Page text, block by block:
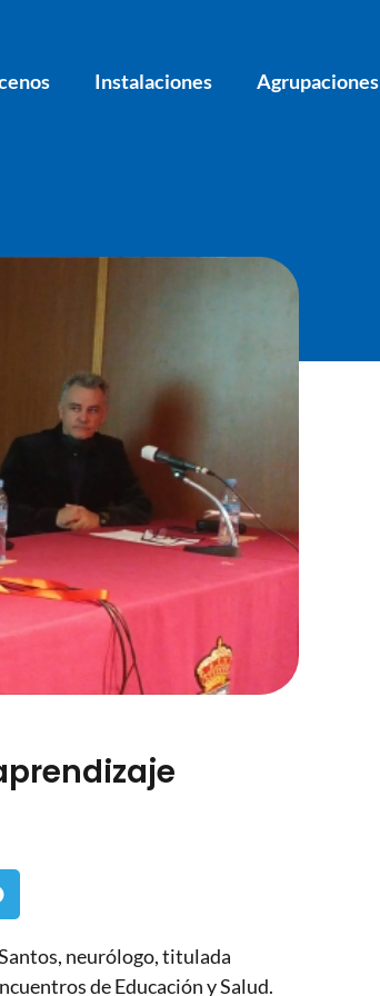
Instalaciones Agrupaciones
neurólogo, titulada
de Educación y Salud.